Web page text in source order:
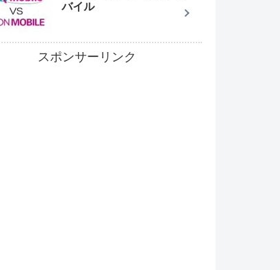
バイル
スポンサーリンク